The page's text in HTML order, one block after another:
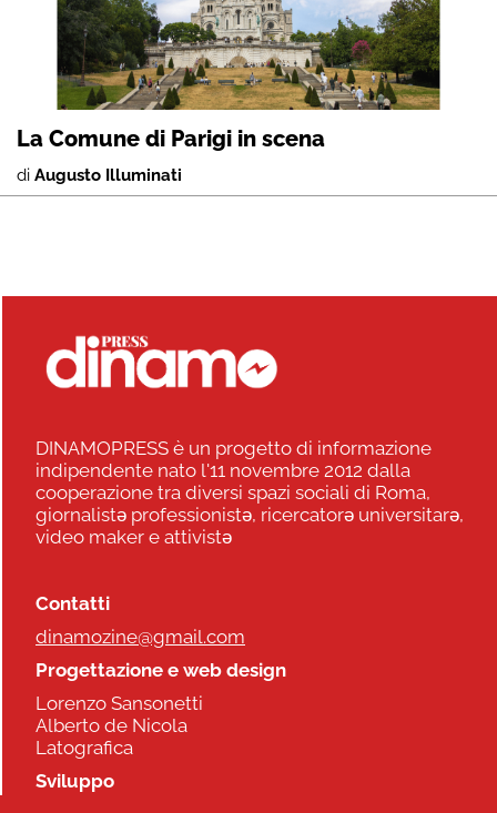
La Comune di Parigi in scena
di Augusto Illuminati
DINAMOPRESS è un progetto di informazione
indipendente nato l'11 novembre 2012 dalla
cooperazione tra diversi spazi sociali di Roma,
giornalistə professionistə, ricercatorə universitarə,
video maker e attivistə
Contatti
dinamozine@gmail.com
Progettazione e web design
Lorenzo Sansonetti
Alberto de Nicola
Latografica
Sviluppo